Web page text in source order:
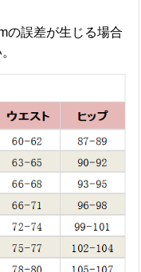
の誤差が生じる場合